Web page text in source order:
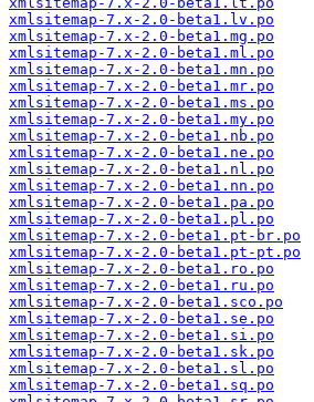
xmlsitemap-7.x-2.0-beta1.lv.po
xmlsitemap-7.x-2.0-beta1.mg.po
xmlsitemap-7.x-2.0-beta1.ml.po
xmlsitemap-7.x-2.0-beta1.mn.po
xmlsitemap-7.x-2.0-beta1.mr.po
xmlsitemap-7.x-2.0-beta1.ms.po
xmlsitemap-7.x-2.0-beta1.my.po
xmlsitemap-7.x-2.0-beta1.nb.po
xmlsitemap-7.x-2.0-beta1.ne.po
xmlsitemap-7.x-2.0-beta1.nl.po
xmlsitemap-7.x-2.0-beta1.nn.po
xmlsitemap-7.x-2.0-beta1.pa.po
xmlsitemap-7.x-2.0-beta1.pl.po
xmlsitemap-7.x-2.0-beta1.pt-br.po
xmlsitemap-7.x-2.0-beta1.pt-pt.po
xmlsitemap-7.x-2.0-beta1.ro.po
xmlsitemap-7.x-2.0-beta1.ru.po
xmlsitemap-7.x-2.0-beta1.sco.po
xmlsitemap-7.x-2.0-beta1.se.po
xmlsitemap-7.x-2.0-beta1.si.po
xmlsitemap-7.x-2.0-beta1.sk.po
xmlsitemap-7.x-2.0-beta1.sl.po
xmlsitemap-7.x-2.0-beta1.sq.po